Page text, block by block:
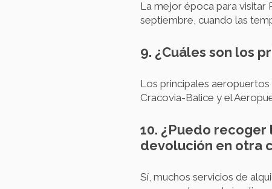
La mejor época para visitar
septiembre, cuando las
9. ¿Cuáles son los
Los principales
Cracovia-Balice y el
10. ¿Puedo
devolución en otra
Sí, muchos servicios de